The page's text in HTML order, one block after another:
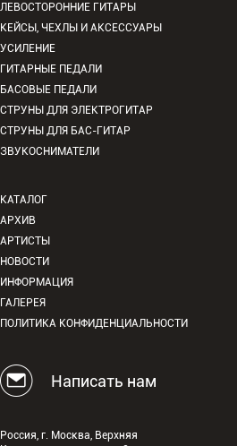
ЛЕВОСТОРОННИЕ ГИТАРЫ
КЕЙСЫ, ЧЕХЛЫ И АКСЕССУАРЫ
УСИЛЕНИЕ
ГИТАРНЫЕ ПЕДАЛИ
БАСОВЫЕ ПЕДАЛИ
СТРУНЫ ДЛЯ ЭЛЕКТРОГИТАР
СТРУНЫ ДЛЯ БАС-ГИТАР
ЗВУКОСНИМАТЕЛИ
КАТАЛОГ
АРХИВ
АРТИСТЫ
НОВОСТИ
ИНФОРМАЦИЯ
ГАЛЕРЕЯ
ПОЛИТИКА КОНФИДЕНЦИАЛЬНОСТИ
Написать нам
Россия, г. Москва, Верхняя